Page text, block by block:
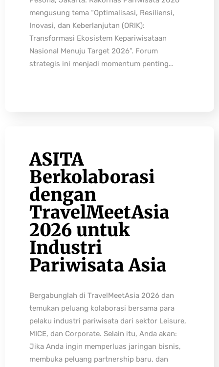
mengusung tema “Optimalisasi, Resiliensi,
Inovasi, dan Keberlanjutan (ORIK):
Transformasi Ekosistem Kepariwisataan
Nasional Menuju Target 2026”. Forum
strategis ini menjadi momentum penting…
ASITA
Berkolaborasi
dengan
TravelMeetAsia
2026 untuk
Industri
Pariwisata Asia
Bergabunglah di TravelMeetAsia 2026 dan
temukan peluang kolaborasi bersama para
pelaku industri pariwisata dari sektor Leisure,
MICE, dan Corporate. Selain itu, Anda akan:
Jika Anda ingin memperluas jaringan bisnis,
membuka peluang partnership baru, dan